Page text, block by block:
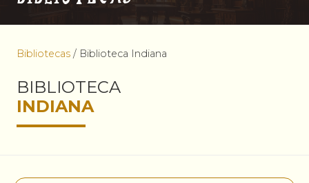
Bibliotecas / Biblioteca Indiana
BIBLIOTECA
INDIANA